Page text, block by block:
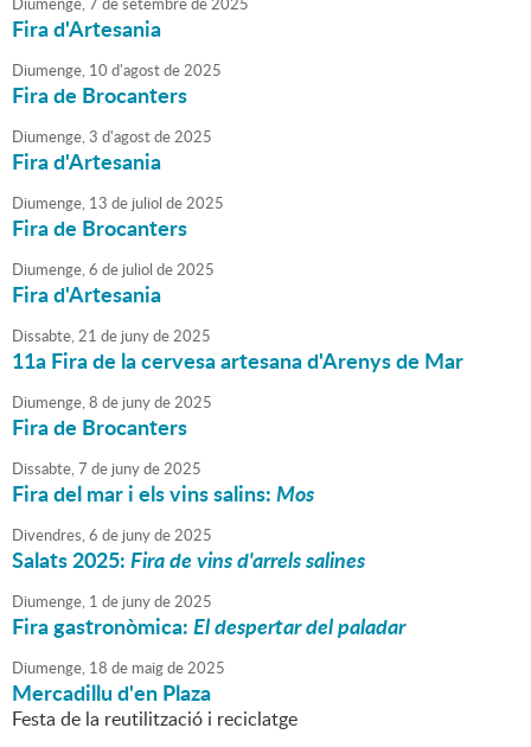
Fira d'Artesania
Diumenge, 10 d'agostde2025
Fira de Brocanters
Diumenge,3 d'agostde2025
Fira d'Artesania
Diumenge, 13 de juliol de2025
Fira de Brocanters
Diumenge,6 de juliol de2025
Fira d'Artesania
Dissabte,21 de junyde2025
11a Fira de la cervesa artesana d'Arenys de Mar
Diumenge,8 de junyde2025
Fira de Brocanters
Dissabte,7 de junyde2025
Fira del mar i els vins salins:Mos
Divendres,6 de junyde2025
Salats 2025:Fira de vins d'arrels salines
Diumenge, 1 de junyde2025
Fira gastronòmica:El despertar del paladar
Diumenge, 18 de maigde2025
Mercadillu d'en Plaza
Festa de la reutilització i reciclatge